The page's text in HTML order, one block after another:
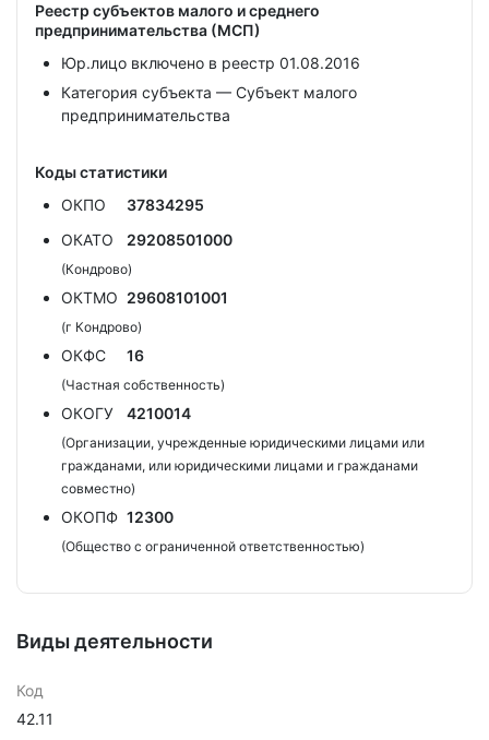
Реестр субъектов малого и среднего
предпринимательства (МСП)
Юр.лицо включено в реестр 01.08.2016
Категория субъекта — Субъект малого
предпринимательства
Коды статистики
ОКПО
37834295
ОКАТО
29208501000
(Кондрово)
ОКТМО 29608101001
(г Кондрово)
ОКФС 16
(Частная собственность)
ОКОГУ 4210014
(Организации, учрежденные юридическими лицами или
гражданами, или юридическими лицами и гражданами
совместно)
ОКОПФ 12300
(Общество с ограниченной ответственностью)
Виды деятельности
Код
42.11